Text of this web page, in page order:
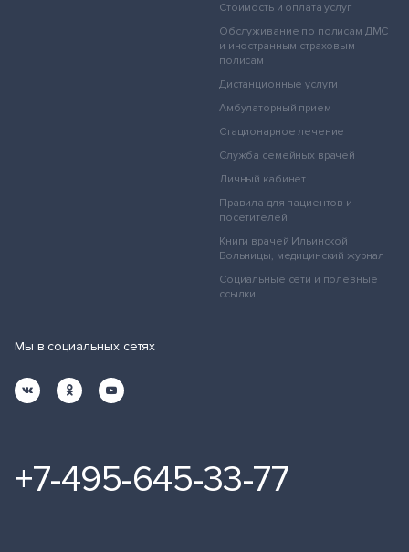
Стоимость и оплата услуг
Обслуживание по полисам ДМС
и иностранным страховым
полисам
Дистанционные услуги
Амбулаторный прием
Стационарное лечение
Служба семейных врачей
Личный кабинет
Правила для пациентов и
посетителей
Книги врачей Ильинской
Больницы, медицинский журнал
Социальные сети и полезные
ссылки
Мы в социальных сетях
+7-495-645-33-77